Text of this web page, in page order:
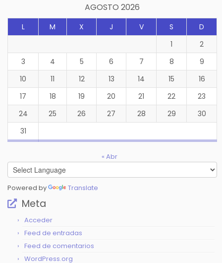
AGOSTO 2026
L M X J V S
D
1
2
3
4 5 6 7 8
9
10
11 12 13 14 15
16
17
18 19 20 21 22
23
24
25 26 27 28 29
30
31
« Abr
Powered by Translate
Meta
Acceder
Feed de entradas
Feed de comentarios
WordPress.org